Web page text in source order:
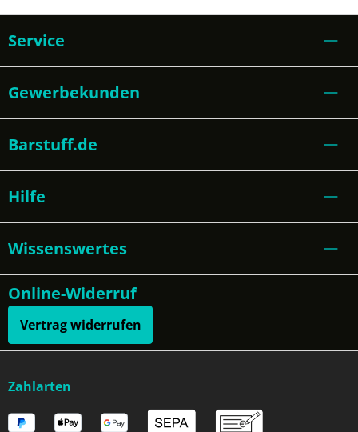
Service
Gewerbekunden
Barstuff.de
Hilfe
Wissenswertes
Online-Widerruf
Vertrag widerrufen
Zahlarten